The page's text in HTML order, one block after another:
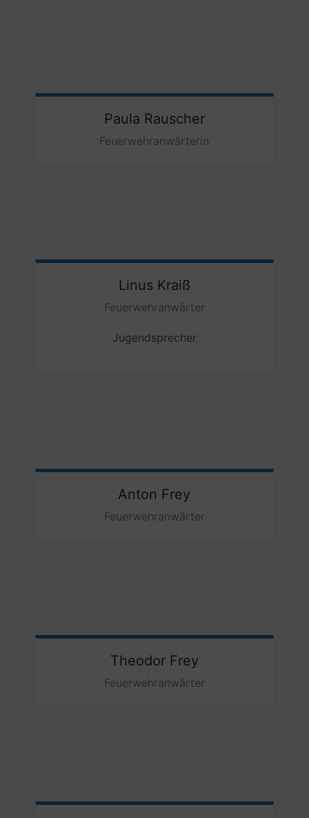
Paula Rauscher
Feuerwehranwärterin
Linus Kraiß
Feuerwehranwärter
Jugendsprecher
Anton Frey
Feuerwehranwärter
Theodor Frey
Feuerwehranwärter